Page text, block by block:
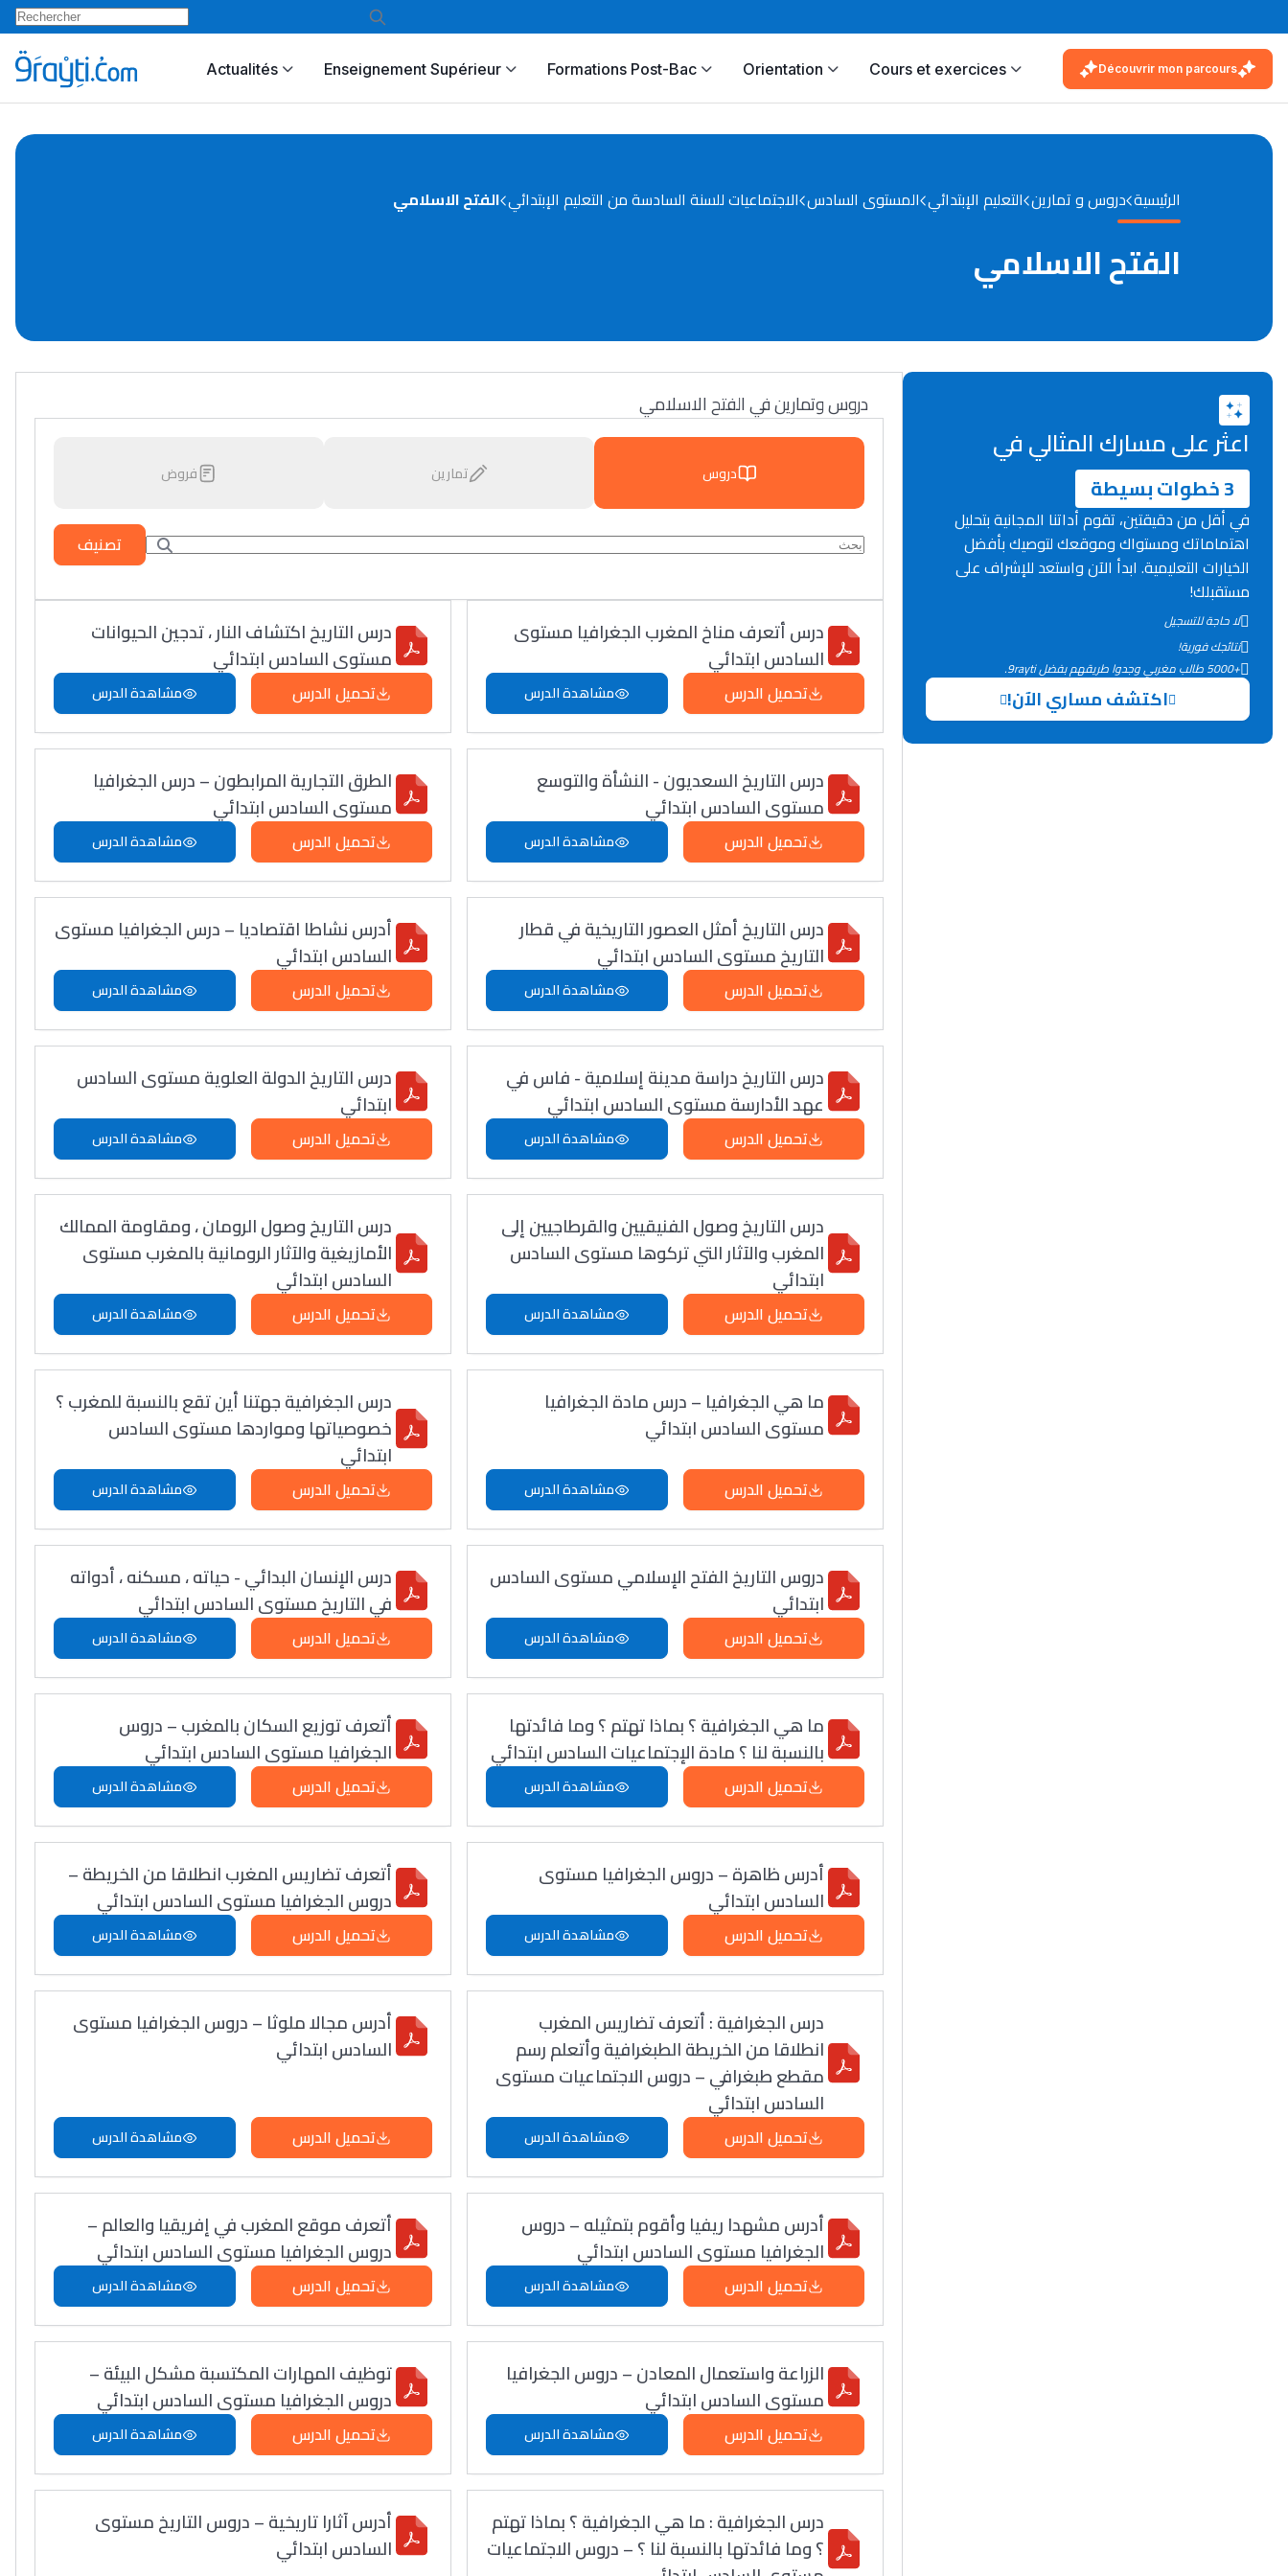
Actualités Enseignement Supérieur Formations Post-Bac Orientation Cours et exercices Découvrir mon parcours
الرئيسية دروس و تمارين التعليم الإبتدائي المستوى السادس الاجتماعيات للسنة السادسة من التعليم الإبتدائي الفتح الاسلامي
الفتح الاسلامي
دروس وتمارين في الفتح الاسلامي
دروس تمارين فروض
تصنيف
درس أتعرف مناخ المغرب الجغرافيا مستوى
السادس ابتدائي
تحميل الدرس مشاهدة الدرس
درس التاريخ اكتشاف النار ، تدجين الحيوانات
مستوى السادس ابتدائي
تحميل الدرس مشاهدة الدرس
درس التاريخ السعديون - النشأة والتوسع
مستوى السادس ابتدائي
تحميل الدرس مشاهدة الدرس
الطرق التجارية المرابطون – درس الجغرافيا
مستوى السادس ابتدائي
تحميل الدرس مشاهدة الدرس
درس التاريخ أمثل العصور التاريخية في قطار
التاريخ مستوى السادس ابتدائي
تحميل الدرس مشاهدة الدرس
أدرس نشاطا اقتصاديا – درس الجغرافيا مستوى
السادس ابتدائي
تحميل الدرس مشاهدة الدرس
درس التاريخ دراسة مدينة إسلامية - فاس في
عهد الأدارسة مستوى السادس ابتدائي
تحميل الدرس مشاهدة الدرس
درس التاريخ الدولة العلوية مستوى السادس
ابتدائي
تحميل الدرس مشاهدة الدرس
درس التاريخ وصول الفنيقيين والقرطاجيين إلى
المغرب والآثار التي تركوها مستوى السادس
ابتدائي
تحميل الدرس مشاهدة الدرس
درس التاريخ وصول الرومان ، ومقاومة الممالك
الأمازيغية والآثار الرومانية بالمغرب مستوى
السادس ابتدائي
تحميل الدرس مشاهدة الدرس
ما هي الجغرافيا – درس مادة الجغرافيا
مستوى السادس ابتدائي
تحميل الدرس مشاهدة الدرس
درس الجغرافية جهتنا أين تقع بالنسبة للمغرب ؟
خصوصياتها ومواردها مستوى السادس
ابتدائي
تحميل الدرس مشاهدة الدرس
دروس التاريخ الفتح الإسلامي مستوى السادس
ابتدائي
تحميل الدرس مشاهدة الدرس
درس الإنسان البدائي - حياته ، مسكنه ، أدواته
في التاريخ مستوى السادس ابتدائي
تحميل الدرس مشاهدة الدرس
ما هي الجغرافية ؟ بماذا تهتم ؟ وما فائدتها
بالنسبة لنا ؟ مادة الإجتماعيات السادس ابتدائي
تحميل الدرس مشاهدة الدرس
أتعرف توزيع السكان بالمغرب – دروس
الجغرافيا مستوى السادس ابتدائي
تحميل الدرس مشاهدة الدرس
أدرس ظاهرة – دروس الجغرافيا مستوى
السادس ابتدائي
تحميل الدرس مشاهدة الدرس
أتعرف تضاريس المغرب انطلاقا من الخريطة –
دروس الجغرافيا مستوى السادس ابتدائي
تحميل الدرس مشاهدة الدرس
درس الجغرافية : أتعرف تضاريس المغرب
انطلاقا من الخريطة الطبغرافية وأتعلم رسم
مقطع طبغرافي – دروس الاجتماعيات مستوى
السادس ابتدائي
تحميل الدرس مشاهدة الدرس
أدرس مجالا ملوثا – دروس الجغرافيا مستوى
السادس ابتدائي
تحميل الدرس مشاهدة الدرس
أدرس مشهدا ريفيا وأقوم بتمثيله – دروس
الجغرافيا مستوى السادس ابتدائي
تحميل الدرس مشاهدة الدرس
أتعرف موقع المغرب في إفريقيا والعالم –
دروس الجغرافيا مستوى السادس ابتدائي
تحميل الدرس مشاهدة الدرس
الزراعة واستعمال المعادن – دروس الجغرافيا
مستوى السادس ابتدائي
تحميل الدرس مشاهدة الدرس
توظيف المهارات المكتسبة مشكل البيئة –
دروس الجغرافيا مستوى السادس ابتدائي
تحميل الدرس مشاهدة الدرس
درس الجغرافية : ما هي الجغرافية ؟ بماذا تهتم
؟ وما فائدتها بالنسبة لنا ؟ – دروس الاجتماعيات
أدرس آثارا تاريخية – دروس التاريخ مستوى
السادس ابتدائي
اعثر على مسارك المثالي في
3 خطوات بسيطة
في أقل من دقيقتين، تقوم أداتنا المجانية بتحليل
اهتماماتك ومستواك وموقعك لتوصيك بأفضل
الخيارات التعليمية. ابدأ الآن واستعد للإشراف على
مستقبلك!
لا حاجة للتسجيل
نتائجك فورية!
+5000 طالب مغربي وجدوا طريقهم بفضل 9rayti.
اكتشف مساري الآن!